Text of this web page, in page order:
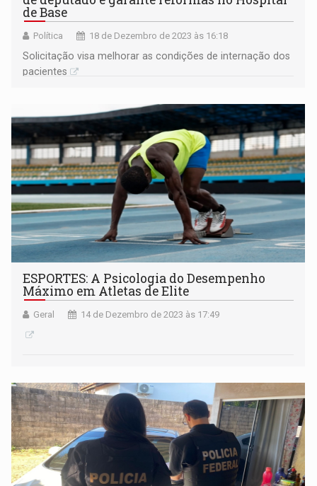
de Base
Política 18 de Dezembro de 2023 às 16:18
Solicitação visa melhorar as condições de internação dos
pacientes
ESPORTES: A Psicologia do Desempenho
Máximo em Atletas de Elite
Geral 14 de Dezembro de 2023 às 17:49